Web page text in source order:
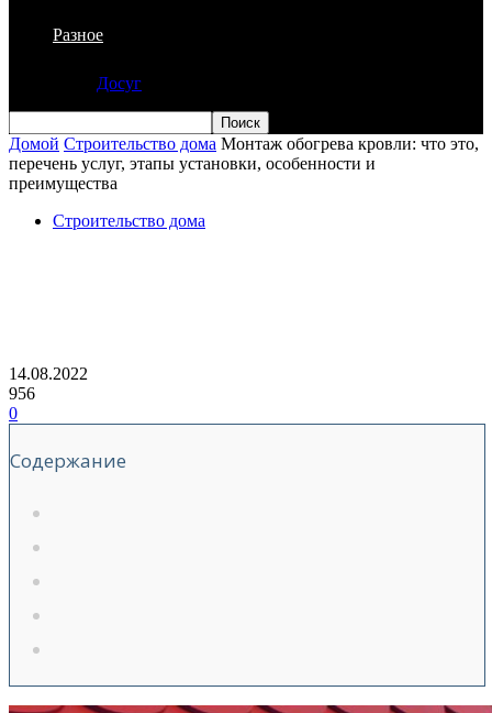
Разное
Досуг
Домой Строительство дома Монтаж обогрева кровли: что это,
перечень услуг, этапы установки, особенности и
преимущества
Строительство дома
14.08.2022
956
0
Содержание